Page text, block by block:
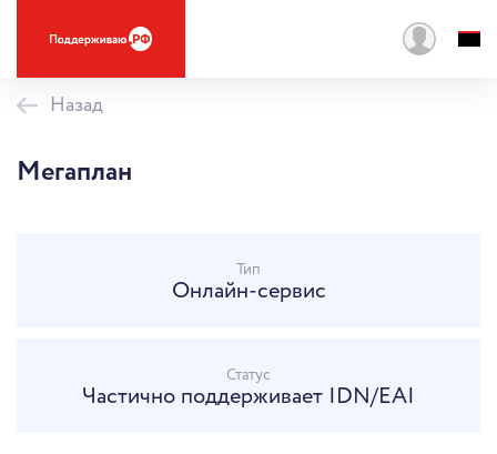
Назад
Мегаплан
Тип
Онлайн-сервис
Статус
Частично поддерживает IDN/EAI